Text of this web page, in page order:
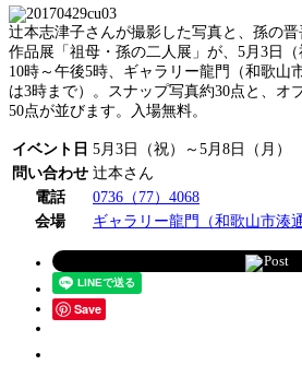
辻本志津子さんが撮影した写真と、孫の
作品展「祖母・孫の二人展」が、5月3日
10時～午後5時、ギャラリー龍門（和歌山
は3時まで）。スナップ写真約30点と、オ
50点が並びます。入場無料。
イベント日 5月3日（祝）～5月8日（月）
問い合わせ 辻本さん
電話
0736（77）4068
会場
ギャラリー龍門（和歌山市湊
Post
Save